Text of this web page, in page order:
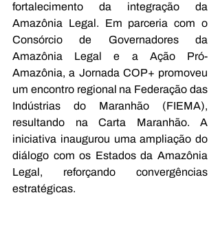
fortalecimento da integração da
Amazônia Legal. Em parceria com o
Consórcio de Governadores da
Amazônia Legal e a Ação Pró-
Amazônia, a Jornada COP+ promoveu
um encontro regional na Federação das
Indústrias do Maranhão (FIEMA),
resultando na Carta Maranhão. A
iniciativa inaugurou uma ampliação do
diálogo com os Estados da Amazônia
Legal, reforçando convergências
estratégicas.